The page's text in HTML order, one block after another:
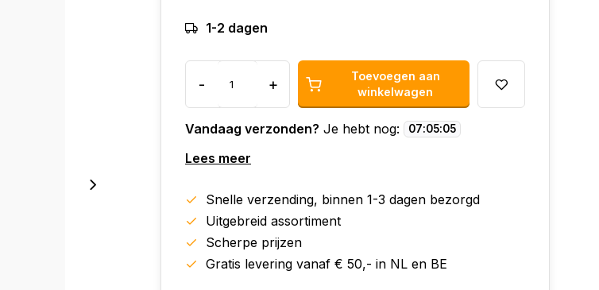
1-2 dagen
- +
Toevoegen aan
winkelwagen
Vandaag verzonden? Je hebt nog: 07:05:04
Lees meer
Snelle verzending, binnen 1-3 dagen bezorgd
Uitgebreid assortiment
Scherpe prijzen
Gratis levering vanaf € 50,- in NL en BE